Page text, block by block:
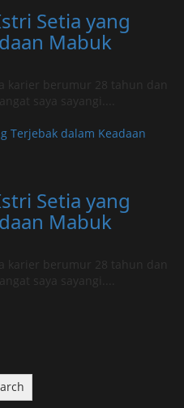
Setia yang
Mabuk
karier berumur 28 tahun dan
saya sayangi....
Terjebak dalam Keadaan
Setia yang
Mabuk
karier berumur 28 tahun dan
saya sayangi....